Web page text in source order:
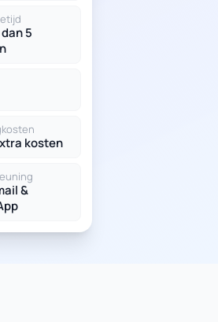
5
kosten
&